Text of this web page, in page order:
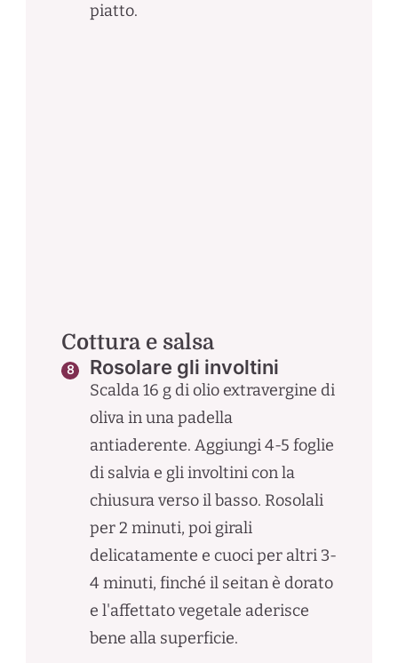
piatto.
Cottura e salsa
Rosolare gli involtini
Scalda 16 g di olio extravergine di
oliva in una padella
antiaderente. Aggiungi 4-5 foglie
di salvia e gli involtini con la
chiusura verso il basso. Rosolali
per 2 minuti, poi girali
delicatamente e cuoci per altri 3-
4 minuti, finché il seitan è dorato
e l'affettato vegetale aderisce
bene alla superficie.